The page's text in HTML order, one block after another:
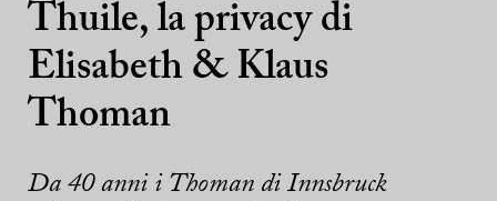
Thuile, la privacy di
Elisabeth & Klaus
Thoman
Da 40 anni i Thoman di Innsbruck